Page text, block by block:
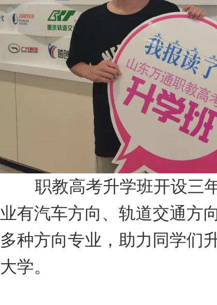
职教高考升学班开设三年
业有汽车方向、轨道交通方
多种方向专业，助力同学们
大学。